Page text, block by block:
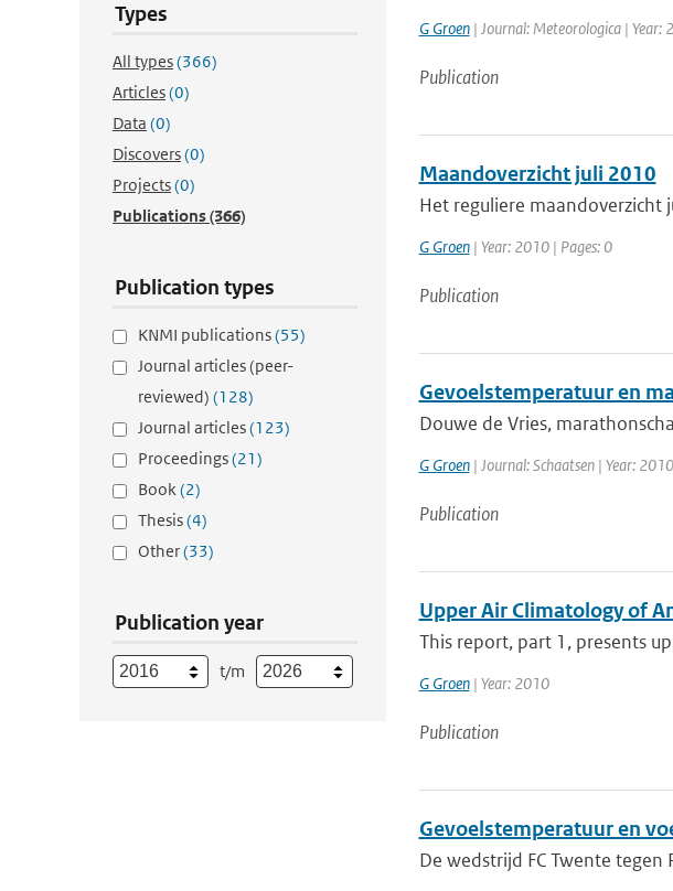
Types
All types(366)
Articles(0)
Data (0)
Discovers(0)
Projects(0)
Publications(366)
Publication types
KNMI publications(55)
Journal articles (peer-
reviewed) (128)
Journal articles(123)
Proceedings(21)
Book(2)
Thesis(4)
Other(33)
Publication year
t/m
G Groen| Journal: Meteorologica | Year:
Publication
Maandoverzicht juli 2010
Het reguliere maandoverzicht
G Groen| Year: 2010 | Pages: 0
Publication
Gevoelstemperatuur en
Douwe de Vries,
G Groen| Journal: Schaatsen | Year: 2010
Publication
Upper Air Climatology of
This report, part 1, presents
G Groen| Year: 2010
Publication
Gevoelstemperatuur en
De wedstrijd FC Twente